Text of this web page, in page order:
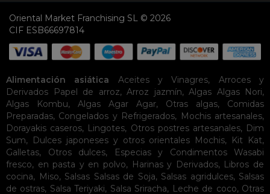
Oriental Market Franchising SL © 2026
CIF ESB66697814
Alimentación asiática Aceites y Vinagres, Arroces y
Derivados
Papel de arroz, Arroz jazmín, Algas Algas Nori,
Algas Kombu, Algas Agar Agar, Otras algas, Comidas
Preparadas, Congelados y Refrigerados, Mochis artesanales,
Dorayakis caseros, Lingotes, Otros postres artesanales, Dim
Sum, Dulces japoneses y otros orientales Mochis, Kit Kat,
Galletas, Otros dulces, Especias y Condimentos
Wasabi
fresco, en pasta y en polvo, Harinas y Derivados, Libros de
cocina, Miso, Salsas Salsas de Soja, Salsas agridulces, Salsas
de ostras, Salsa Teriyaki, Salsa Sriracha, Leche de coco, Otras